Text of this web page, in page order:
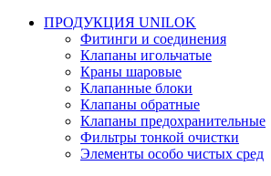
ПРОДУКЦИЯ UNILOK
Фитинги и соединения
Клапаны игольчатые
Краны шаровые
Клапанные блоки
Клапаны обратные
Клапаны предохранительные
Фильтры тонкой очистки
Элементы особо чистых сред